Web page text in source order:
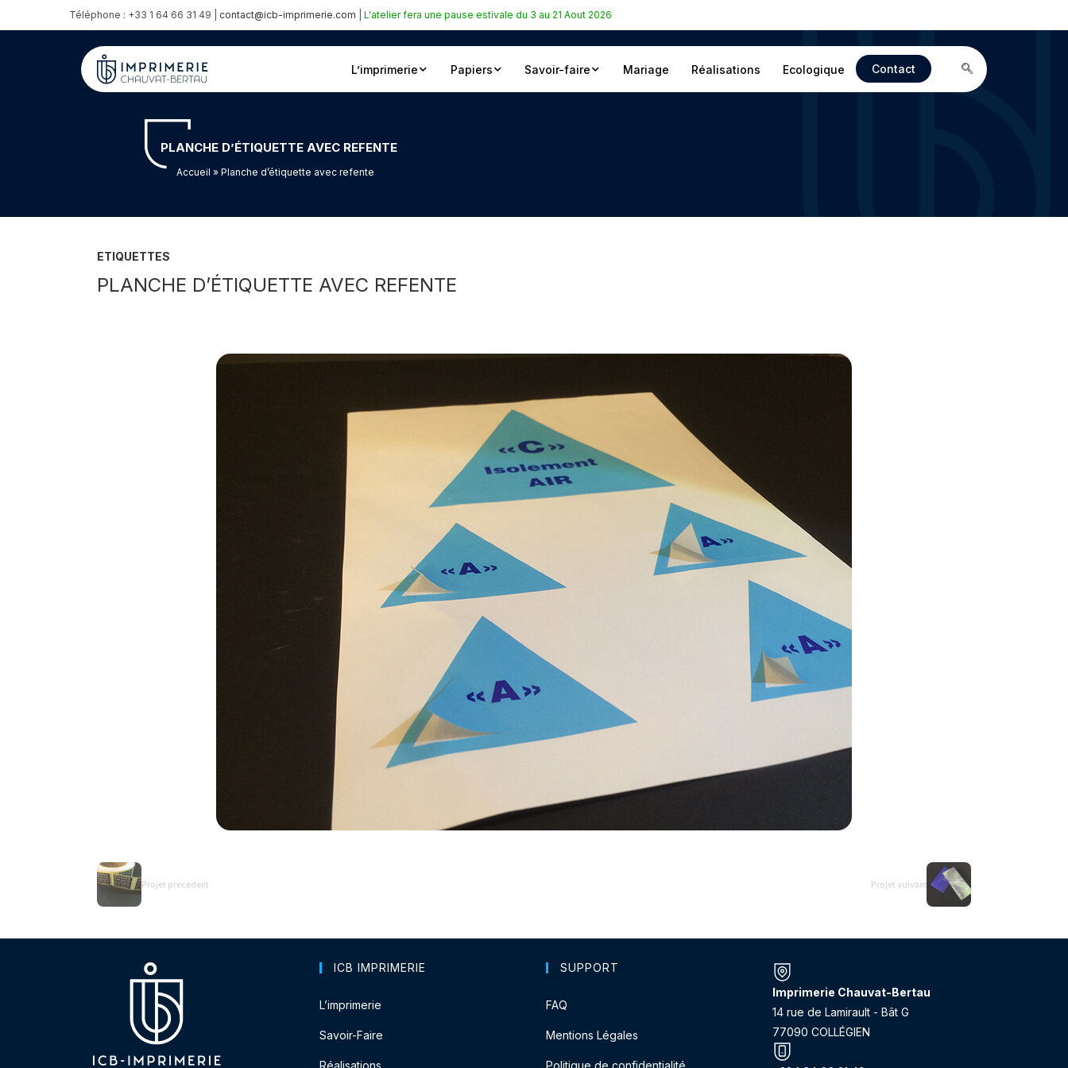
Téléphone : +33 1 64 66 31 49 | contact@icb-imprimerie.com L'atelier fera une pause estivale du 3 au 21 Aout 2026
L’imprimerie Papiers Savoir-faire Mariage Réalisations Ecologique Contact
PLANCHE D’ÉTIQUETTE AVEC REFENTE
Accueil » Planche d’étiquette avec refente
ETIQUETTES
PLANCHE D’ÉTIQUETTE AVEC REFENTE
Projet précédent Projet suivant
ICB IMPRIMERIE
L’imprimerie
Savoir-Faire
Réalisations
SUPPORT
FAQ
Mentions Légales
Politique de confidentialité
Imprimerie Chauvat-Bertau
14 rue de Lamirault - Bât G
77090 COLLÉGIEN